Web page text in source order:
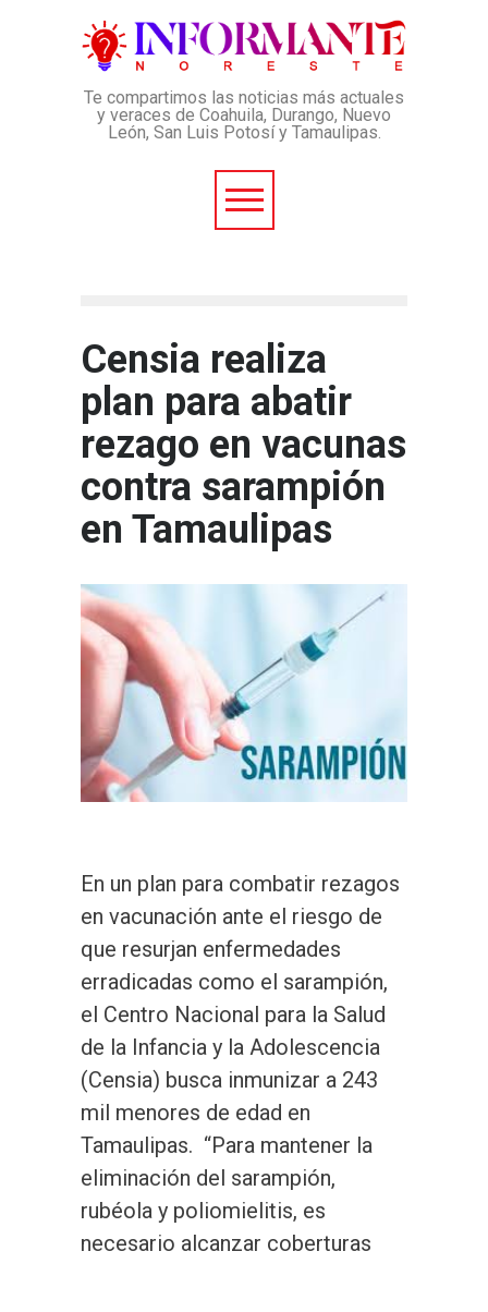
Te compartimos las noticias más actuales
y veraces de Coahuila, Durango, Nuevo
León, San Luis Potosí y Tamaulipas.
Censia realiza
plan para abatir
rezago en vacunas
contra sarampión
en Tamaulipas
En un plan para combatir rezagos
en vacunación ante el riesgo de
que resurjan enfermedades
erradicadas como el sarampión,
el Centro Nacional para la Salud
de la Infancia y la Adolescencia
(Censia) busca inmunizar a 243
mil menores de edad en
Tamaulipas. “Para mantener la
eliminación del sarampión,
rubéola y poliomielitis, es
necesario alcanzar coberturas